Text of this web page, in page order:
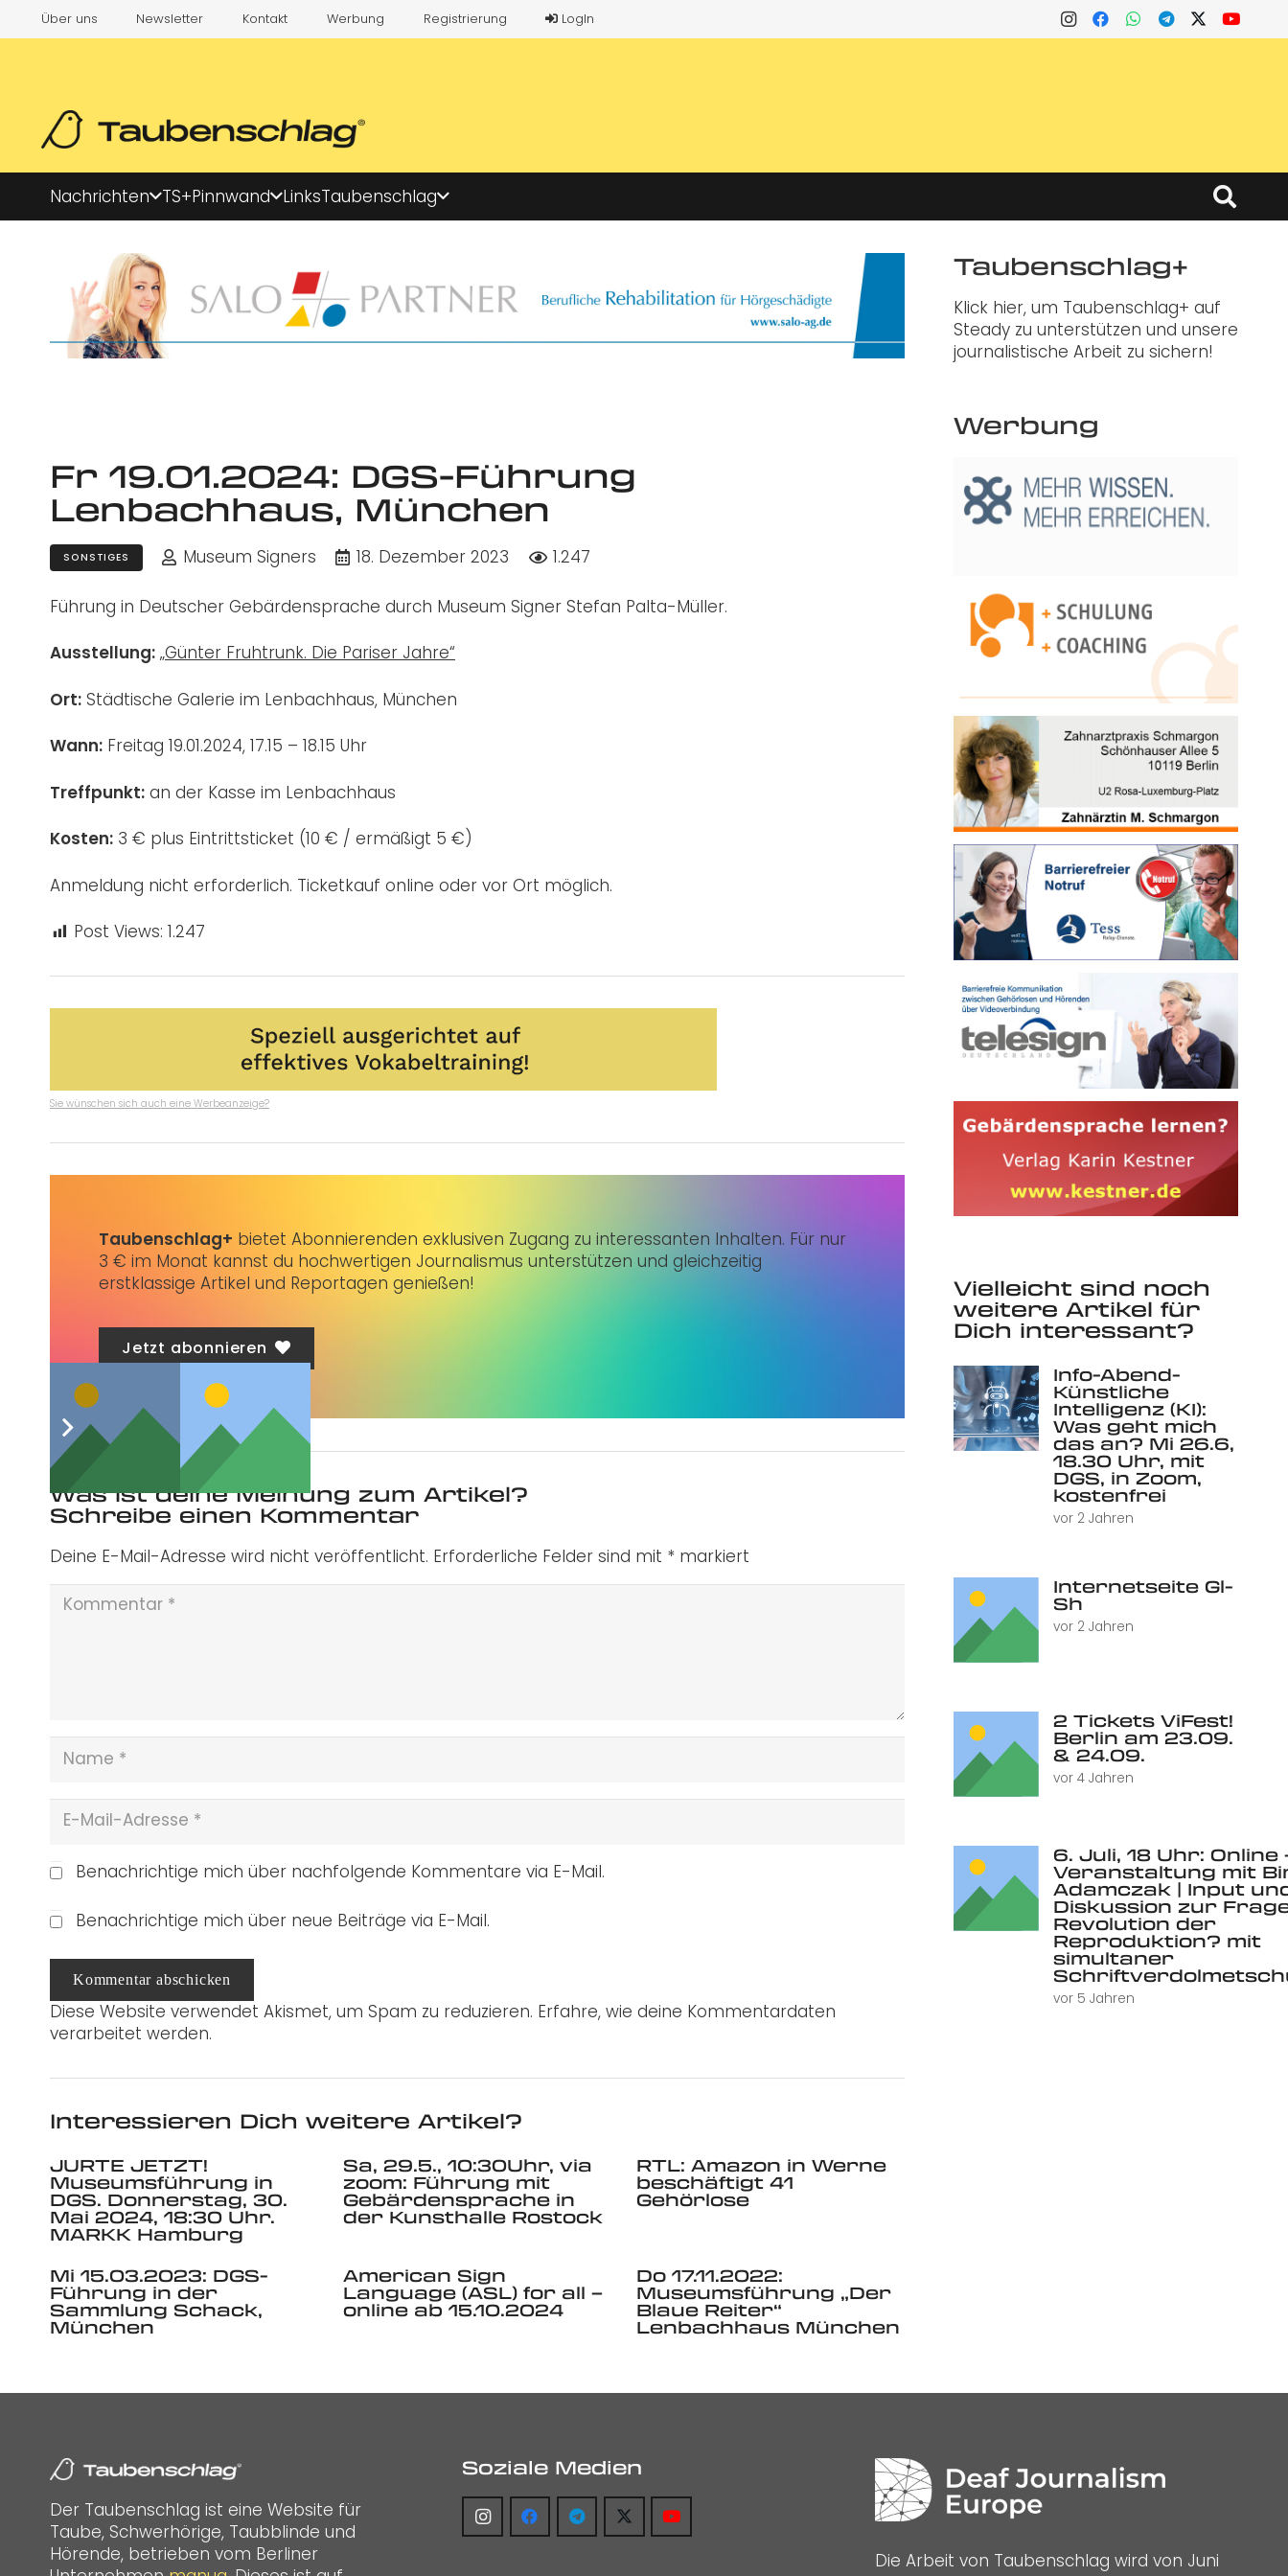
Über uns Newsletter Kontakt Werbung Registrierung LogIn
Nachrichten TS+Pinnwand LinksTaubenschlag
Fr 19.01.2024: DGS-Führung
Lenbachhaus, München
SONSTIGES Museum Signers 18. Dezember 2023 1.247
Führung in Deutscher Gebärdensprache durch Museum Signer Stefan Palta-Müller.
Ausstellung: „Günter Fruhtrunk. Die Pariser Jahre“
Ort: Städtische Galerie im Lenbachhaus, München
Wann: Freitag 19.01.2024, 17.15 – 18.15 Uhr
Treffpunkt: an der Kasse im Lenbachhaus
Kosten: 3 € plus Eintrittsticket (10 € / ermäßigt 5 €)
Anmeldung nicht erforderlich. Ticketkauf online oder vor Ort möglich.
Post Views: 1.247
Sie wünschen sich auch eine Werbeanzeige?
Taubenschlag+ bietet Abonnierenden exklusiven Zugang zu interessanten Inhalten. Für nur
3 € im Monat kannst du hochwertigen Journalismus unterstützen und gleichzeitig
erstklassige Artikel und Reportagen genießen!
Jetzt abonnieren
Was ist deine Meinung zum Artikel?
Schreibe einen Kommentar
Deine E-Mail-Adresse wird nicht veröffentlicht. Erforderliche Felder sind mit * markiert
Benachrichtige mich über nachfolgende Kommentare via E-Mail.
Benachrichtige mich über neue Beiträge via E-Mail.
Kommentar abschicken
Diese Website verwendet Akismet, um Spam zu reduzieren. Erfahre, wie deine Kommentardaten
verarbeitet werden.
Interessieren Dich weitere Artikel?
JURTE JETZT!
Museumsführung in
DGS. Donnerstag, 30.
Mai 2024, 18:30 Uhr.
MARKK Hamburg
Sa, 29.5., 10:30Uhr, via
zoom: Führung mit
Gebärdensprache in
der Kunsthalle Rostock
RTL: Amazon in Werne
beschäftigt 41
Gehörlose
Mi 15.03.2023: DGS-
Führung in der
Sammlung Schack,
München
American Sign
Language (ASL) for all –
online ab 15.10.2024
Do 17.11.2022:
Museumsführung „Der
Blaue Reiter“
Lenbachhaus München
Taubenschlag+
Klick hier, um Taubenschlag+ auf
Steady zu unterstützen und unsere
journalistische Arbeit zu sichern!
Werbung
Vielleicht sind noch
weitere Artikel für
Dich interessant?
Info-Abend-
Künstliche
Intelligenz (KI):
Was geht mich
das an? Mi 26.6,
18.30 Uhr, mit
DGS, in Zoom,
kostenfrei
vor 2 Jahren
Internetseite Gl-
Sh
vor 2 Jahren
2 Tickets ViFest!
Berlin am 23.09.
& 24.09.
vor 4 Jahren
6. Juli, 18 Uhr: Online
Veranstaltung mit
Adamczak | Input
Diskussion zur
Revolution der
Reproduktion? mit
simultaner
vor 5 Jahren
Der Taubenschlag ist eine Website für
Taube, Schwerhörige, Taubblinde und
Hörende, betrieben vom Berliner
Soziale Medien
Die Arbeit von Taubenschlag wird von Juni